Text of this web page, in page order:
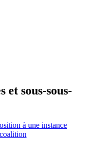
et sous-sous-
à une instance